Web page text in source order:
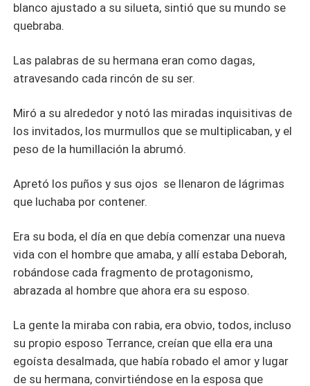
blanco ajustado a su silueta, sintió que su mundo se
quebraba.
Las palabras de su hermana eran como dagas,
atravesando cada rincón de su ser.
Miró a su alrededor y notó las miradas inquisitivas de
los invitados, los murmullos que se multiplicaban, y el
peso de la humillación la abrumó.
Apretó los puños y sus ojos se llenaron de lágrimas
que luchaba por contener.
Era su boda, el día en que debía comenzar una nueva
vida con el hombre que amaba, y allí estaba Deborah,
robándose cada fragmento de protagonismo,
abrazada al hombre que ahora era su esposo.
La gente la miraba con rabia, era obvio, todos, incluso
su propio esposo Terrance, creían que ella era una
egoísta desalmada, que había robado el amor y lugar
de su hermana, convirtiéndose en la esposa que